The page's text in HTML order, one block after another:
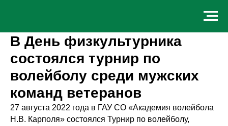
В День физкультурника
состоялся турнир по
волейболу среди мужских
команд ветеранов
27 августа 2022 года в ГАУ СО «Академия волейбола
Н.В. Карполя» состоялся Турнир по волейболу,